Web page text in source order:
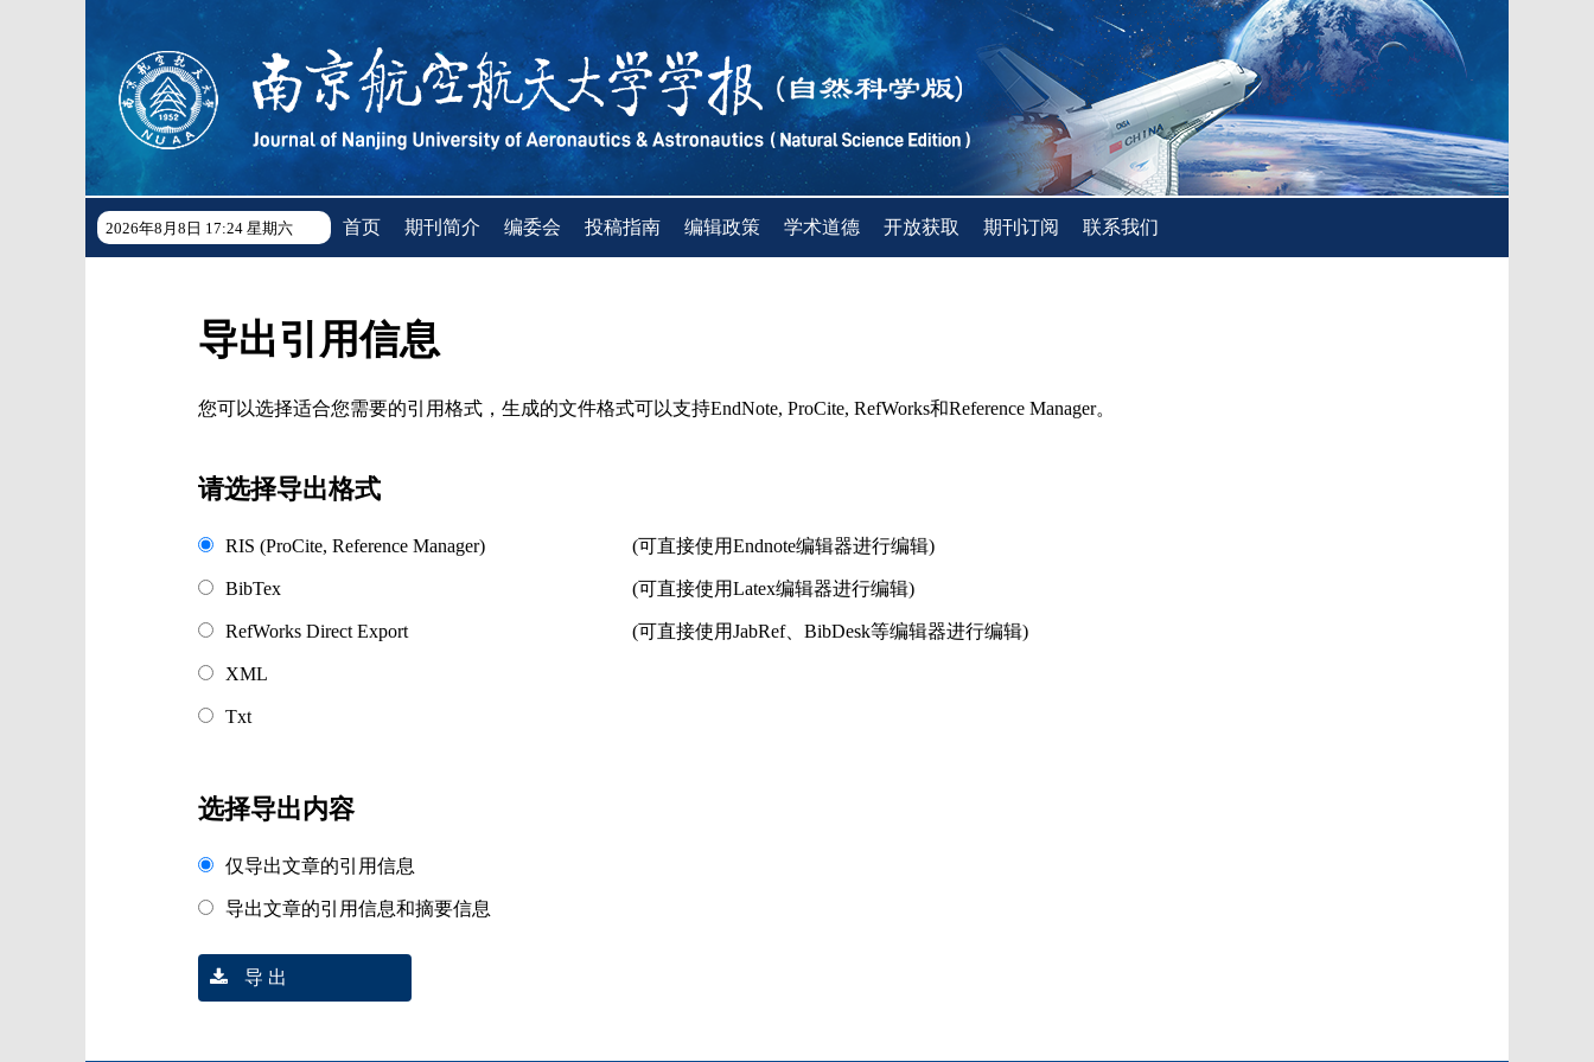
2026年8月8日 17:24 星期六 首页 期刊简介 编委会 投稿指南 编辑政策 学术道德 开放获取 期刊订阅 联系我们
导出引用信息
您可以选择适合您需要的引用格式，生成的文件格式可以支持EndNote, ProCite, RefWorks和Reference Manager。
请选择导出格式
RIS (ProCite, Reference Manager) (可直接使用Endnote编辑器进行编辑)
BibTex (可直接使用Latex编辑器进行编辑)
RefWorks Direct Export (可直接使用JabRef、BibDesk等编辑器进行编辑)
XML
Txt
选择导出内容
仅导出文章的引用信息
导出文章的引用信息和摘要信息
导 出